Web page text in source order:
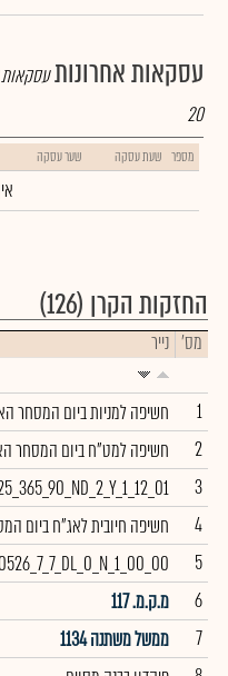
עסקאות אחרונותעסקאות
20
מספר שעת עסקה שער עסקה
החזקות הקרן (126)
מס' נייר
1 חשיפה למניות ביום המסחר
2
חשיפה למט"ח ביום המסחר
3
4
חשיפה חיובית לאג"ח ביום
5
6
מ.ק.מ. 117
7
ממשל משתנה 1134